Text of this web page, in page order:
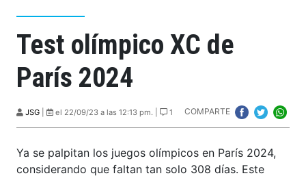
Test olímpico XC de
París 2024
JSG el 22/09/23 a las 12:13 pm. | 1 COMPARTE
Ya se palpitan los juegos olímpicos en París 2024,
considerando que faltan tan solo 308 días. Este